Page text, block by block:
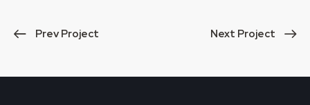
Prev Project Next Project